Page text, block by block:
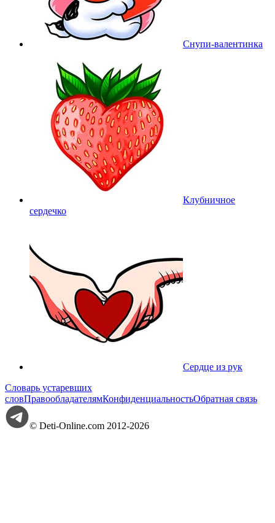
Снупи-валентинка
Клубничное
сердечко
Сердце из рук
Словарь устаревших
словПравообладателямКонфиденциальностьОбратная связь
© Deti-Online.com 2012-2026